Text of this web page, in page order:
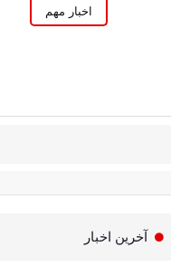
اخبار مهم
آخرین اخبار